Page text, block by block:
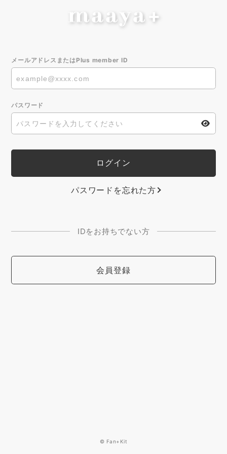
メールアドレスまたはPlus member ID
パスワード
パスワードを忘れた方
IDをお持ちでない方
会員登録
© Fan+Kit